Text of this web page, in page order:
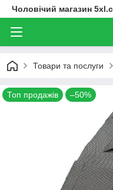
Чоловічий магазин
Товари та послуги
Топ продажів –50%